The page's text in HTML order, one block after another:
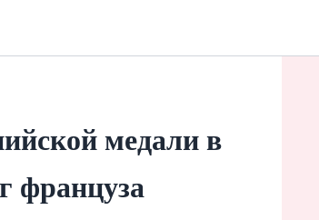
медали в
француза